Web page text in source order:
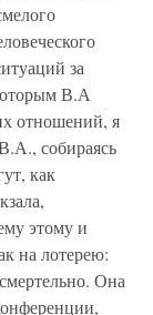
за
В.А
отношений, я
собираясь
как
этому и
на лотерею:
Она